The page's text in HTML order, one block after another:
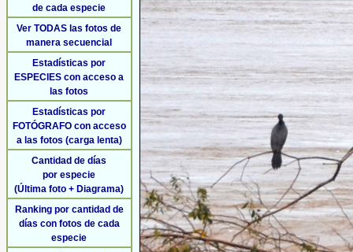
de cada especie
Ver TODAS las fotos de
manera secuencial
Estadísticas por
ESPECIES con acceso a
las fotos
Estadísticas por
FOTÓGRAFO con acceso
a las fotos (carga lenta)
Cantidad de días
por especie
(Última foto + Diagrama)
Ranking por cantidad de
días con fotos de cada
especie